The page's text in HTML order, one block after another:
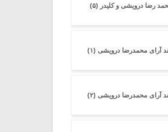
رضا درویشی و کلیدر (۵)
آرای محمدرضا درویشی (۱)
آرای محمدرضا درویشی (۲)